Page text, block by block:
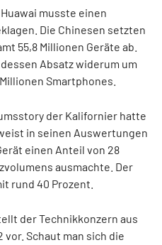
musste einen
Die Chinesen setzten
55,8 Millionen Geräte ab.
Absatz widerum um
Smartphones.
der Kalifornier hatte
in seinen Auswertungen
einen Anteil von 28
ausmachte. Der
rund 40 Prozent.
der Technikkonzern aus
vor. Schaut man sich die